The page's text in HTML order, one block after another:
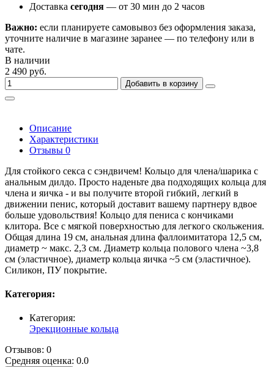
Доставка сегодня — от 30 мин до 2 часов
Важно: если планируете самовывоз без оформления заказа,
уточните наличие в магазине заранее — по телефону или в
чате.
В наличии
2 490 руб.
Добавить в корзину
Описание
Характеристики
Отзывы 0
Для стойкого секса с сэндвичем! Кольцо для члена/шарика с
анальным дилдо. Просто наденьте два подходящих кольца для
члена и яичка - и вы получите второй гибкий, легкий в
движении пенис, который доставит вашему партнеру вдвое
больше удовольствия! Кольцо для пениса с кончиками
клитора. Все с мягкой поверхностью для легкого скольжения.
Общая длина 19 см, анальная длина фаллоимитатора 12,5 см,
диаметр ~ макс. 2,3 см. Диаметр кольца полового члена ~3,8
см (эластичное), диаметр кольца яичка ~5 см (эластичное).
Силикон, ПУ покрытие.
Категория:
Категория:
Эрекционные кольца
Отзывов: 0
Средняя оценка: 0.0